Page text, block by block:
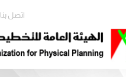
اتصل بنا